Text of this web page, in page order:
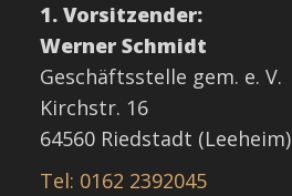
1. Vorsitzender:
Werner Schmidt
Geschäftsstelle gem. e. V.
Kirchstr. 16
64560 Riedstadt (Leeheim)
Tel: 0162 2392045